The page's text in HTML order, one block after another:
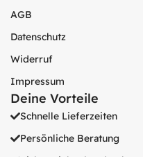
AGB
Datenschutz
Widerruf
Impressum
Deine Vorteile
Schnelle Lieferzeiten
Persönliche Beratung